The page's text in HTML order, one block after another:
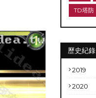
TD塔防
歷史紀錄
2019
2020